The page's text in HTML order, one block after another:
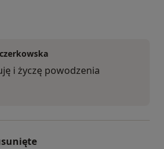
i życzę powodzenia